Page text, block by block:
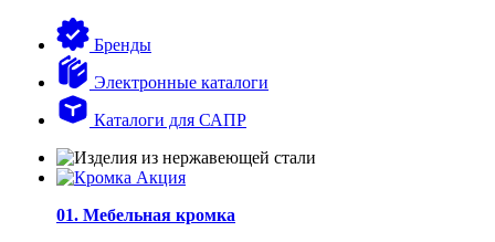
Бренды
Электронные каталоги
Каталоги для САПР
01. Мебельная кромка